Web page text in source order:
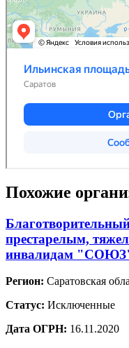
Похожие
престарелым,
инвалидам
Регион: Саратовская
Статус: Исключенные
Дата ОГРН: 16.11.2020